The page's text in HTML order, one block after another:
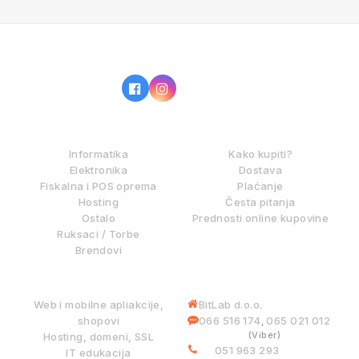
Informatika
Elektronika
Fiskalna i POS oprema
Hosting
Ostalo
Ruksaci / Torbe
Brendovi
Kako kupiti?
Dostava
Plaćanje
Česta pitanja
Prednosti online kupovine
Web i mobilne apliakcije,
shopovi
Hosting, domeni, SSL
IT edukacija
BitLab d.o.o.
066 516 174, 065 021 012
(Viber)
051 963 293